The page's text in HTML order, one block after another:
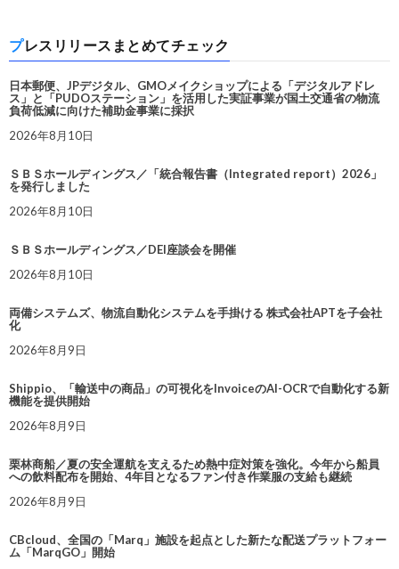
プレスリリースまとめてチェック
日本郵便、JPデジタル、GMOメイクショップによる「デジタルアドレ
ス」と「PUDOステーション」を活用した実証事業が国土交通省の物流
負荷低減に向けた補助金事業に採択
2026年8月10日
ＳＢＳホールディングス／「統合報告書（Integrated report）2026」
を発行しました
2026年8月10日
ＳＢＳホールディングス／DEI座談会を開催
2026年8月10日
両備システムズ、物流自動化システムを手掛ける 株式会社APTを子会社
化
2026年8月9日
Shippio、「輸送中の商品」の可視化をInvoiceのAI-OCRで自動化する新
機能を提供開始
2026年8月9日
栗林商船／夏の安全運航を支えるため熱中症対策を強化。今年から船員
への飲料配布を開始、4年目となるファン付き作業服の支給も継続
2026年8月9日
CBcloud、全国の「Marq」施設を起点とした新たな配送プラットフォー
ム「MarqGO」開始